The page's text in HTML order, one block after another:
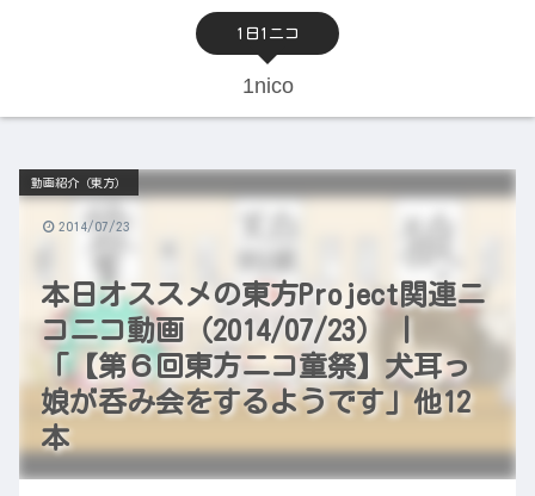
1日1ニコ
1nico
本日オススメの東方Project関連ニ
コニコ動画（2014/07/23） |
「【第６回東方ニコ童祭】犬耳っ
娘が呑み会をするようです」他12
本
動画紹介（東方）
2014/07/23